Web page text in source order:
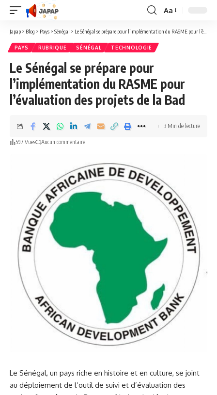
Redimensionner
la
Aa
Japap > Blog > Pays > Sénégal > Le Sénégal se prépare pour l’implémentation du RASME pour l’évaluation des projets de la Bad
PAYS RUBRIQUE SÉNÉGAL TECHNOLOGIE
Le Sénégal se prépare pour
l’implémentation du RASME pour
l’évaluation des projets de la Bad
597 Vues Aucun commentaire
3 Min de lecture
Le Sénégal, un pays riche en histoire et en⁤ culture, se joint
au déploiement ⁣de l’outil de suivi ⁢et d’évaluation des